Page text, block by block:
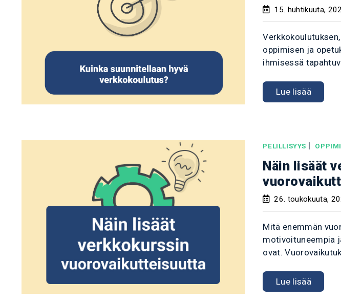
15. huhtikuuta,
oppimisen ja
ihmisessä
Lue lisää
PELILLISYYS |
Näin lisäät
26. toukokuuta,
Mitä enemmän
motivoituneempia
ovat.
Lue lisää